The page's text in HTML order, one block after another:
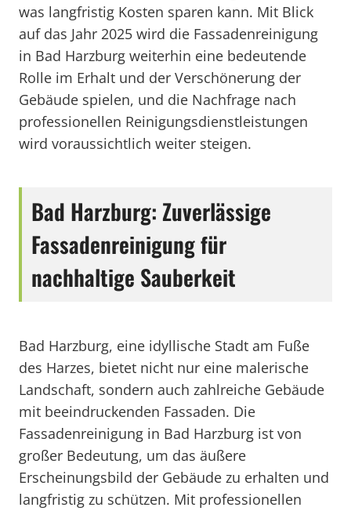
was langfristig Kosten sparen kann. Mit Blick
auf das Jahr 2025 wird die Fassadenreinigung
in Bad Harzburg weiterhin eine bedeutende
Rolle im Erhalt und der Verschönerung der
Gebäude spielen, und die Nachfrage nach
professionellen Reinigungsdienstleistungen
wird voraussichtlich weiter steigen.
Bad Harzburg: Zuverlässige
Fassadenreinigung für
nachhaltige Sauberkeit
Bad Harzburg, eine idyllische Stadt am Fuße
des Harzes, bietet nicht nur eine malerische
Landschaft, sondern auch zahlreiche Gebäude
mit beeindruckenden Fassaden. Die
Fassadenreinigung in Bad Harzburg ist von
großer Bedeutung, um das äußere
Erscheinungsbild der Gebäude zu erhalten und
langfristig zu schützen. Mit professionellen